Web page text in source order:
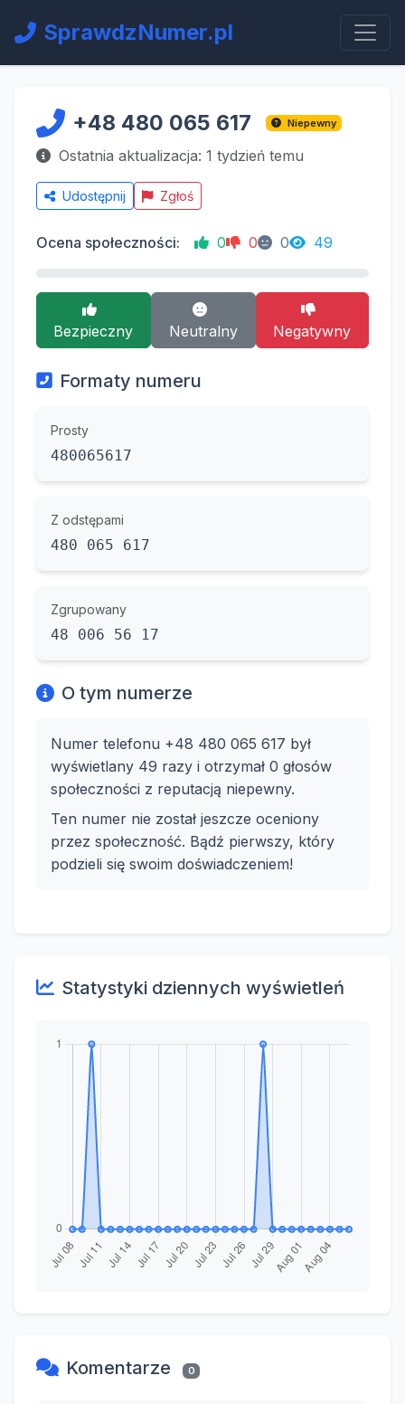
SprawdzNumer.pl
+48 480 065 617 Niepewny
Ostatnia aktualizacja: 1 tydzień temu
Udostępnij Zgłoś
Ocena społeczności: 0 0 0 49
Bezpieczny Neutralny Negatywny
Formaty numeru
Prosty
480065617
Z odstępami
480 065 617
Zgrupowany
48 006 56 17
O tym numerze
Numer telefonu +48 480 065 617 był
wyświetlany 49 razy i otrzymał 0 głosów
społeczności z reputacją niepewny.
Ten numer nie został jeszcze oceniony
przez społeczność. Bądź pierwszy, który
podzieli się swoim doświadczeniem!
Statystyki dziennych wyświetleń
Komentarze 0